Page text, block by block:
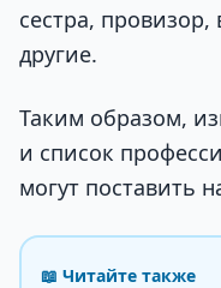
сестра,
другие.
Таким образом,
и список
могут поставить
📖 Читайте также